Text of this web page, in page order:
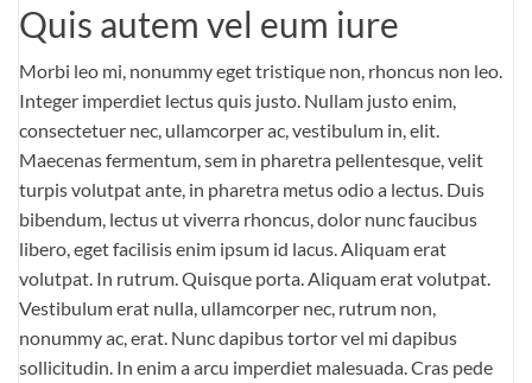
Quis autem vel eum iure
Morbi leo mi, nonummy eget tristique non, rhoncus non leo.
Integer imperdiet lectus quis justo. Nullam justo enim,
consectetuer nec, ullamcorper ac, vestibulum in, elit.
Maecenas fermentum, sem in pharetra pellentesque, velit
turpis volutpat ante, in pharetra metus odio a lectus. Duis
bibendum, lectus ut viverra rhoncus, dolor nunc faucibus
libero, eget facilisis enim ipsum id lacus. Aliquam erat
volutpat. In rutrum. Quisque porta. Aliquam erat volutpat.
Vestibulum erat nulla, ullamcorper nec, rutrum non,
nonummy ac, erat. Nunc dapibus tortor vel mi dapibus
sollicitudin. In enim a arcu imperdiet malesuada. Cras pede